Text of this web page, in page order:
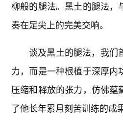
柳般的腿法。黑土的腿法，
奏在足尖上的完美交响。
谈及黑土的腿法，我们
力，而是一种根植于深厚内
压缩和释放的张力，仿佛
了他长年累月刻苦训练的成